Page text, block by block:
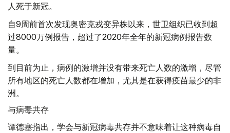
人死于新冠。
自9周前首次发现奥密克戎变异株以来，世卫组织已收到超
过8000万例报告，超过了2020年全年的新冠病例报告数
量。
到目前为止，病例的激增并没有带来死亡人数的激增，尽管
所有地区的死亡人数都在增加，尤其是在获得疫苗最少的非
洲。
与病毒共存
谭德塞指出，学会与新冠病毒共存并不意味着让这种病毒自